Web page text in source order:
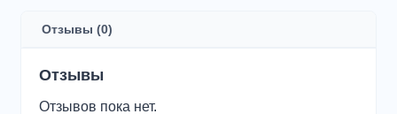
Отзывы (0)
Отзывы
Отзывов пока нет.